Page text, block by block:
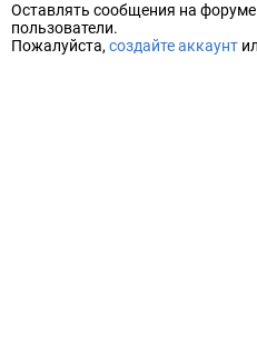
Оставлять сообщения на
пользователи.
Пожалуйста, создайте аккаунт